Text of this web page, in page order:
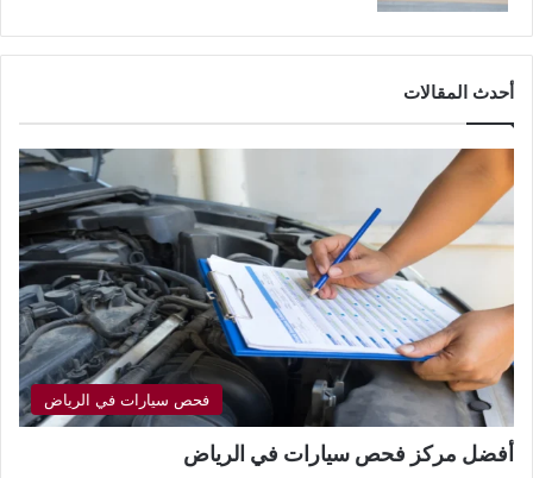
أحدث المقالات
فحص سيارات في الرياض
أفضل مركز فحص سيارات في الرياض